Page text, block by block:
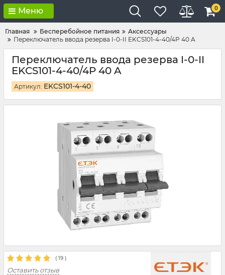
Меню 0
Главная Бесперебойное питания
Аксессуары
Переключатель ввода резерва I-0-II EKCS101-4-40/4P 40 A
Переключатель ввода резерва I-0-II
EKCS101-4-40/4P 40 A
Артикул: EKCS101-4-40
( 19 )
Оставить отзыв